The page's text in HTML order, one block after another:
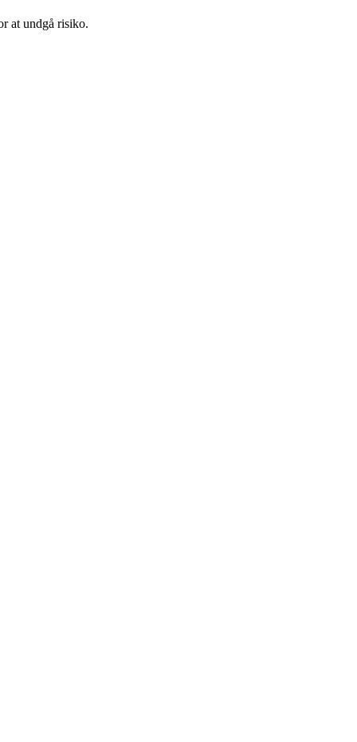
at undgå risiko.